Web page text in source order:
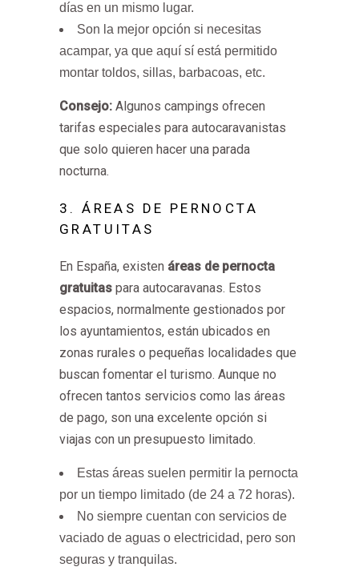
días en un mismo lugar.
Son la mejor opción si necesitas
acampar, ya que aquí sí está permitido
montar toldos, sillas, barbacoas, etc.
Consejo: Algunos campings ofrecen
tarifas especiales para autocaravanistas
que solo quieren hacer una parada
nocturna.
3. ÁREAS DE PERNOCTA
GRATUITAS
En España, existen áreas de pernocta
gratuitas para autocaravanas. Estos
espacios, normalmente gestionados por
los ayuntamientos, están ubicados en
zonas rurales o pequeñas localidades que
buscan fomentar el turismo. Aunque no
ofrecen tantos servicios como las áreas
de pago, son una excelente opción si
viajas con un presupuesto limitado.
Estas áreas suelen permitir la pernocta
por un tiempo limitado (de 24 a 72 horas).
No siempre cuentan con servicios de
vaciado de aguas o electricidad, pero son
seguras y tranquilas.